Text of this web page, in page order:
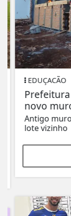
EDUÇACÃO
Prefeitura
novo
Antigo
lote vizinho